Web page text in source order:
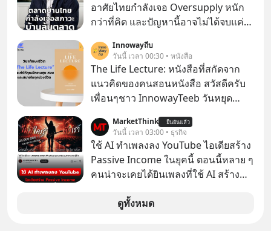
อาศัยไทยกำลังเจอ Oversupply หนัก
กว่าที่คิด และปัญหานี้อาจไม่ได้จบแค่
ล้นตลาด #เศรษฐกิจไทย #EICAround
#SCBThailand สามารถดูคลิปที่
youtube ประกอบได้ที่ link :
https://youtube.com/shorts/-
Innowayถีบ
วันนี้ เวลา 00:30 • หนังสือ
The Life Lecture: หนังสือที่สกัดจาก
แนวคิดของคนสอนหนังสือ สวัสดีครับ
เพื่อนๆชาว InnowayTeeb วันหยุด
สนใจจบแล้วเกิดคำถามว่า
MarketThink ยืนยันแล้ว
วันนี้ เวลา 03:00 • ธุรกิจ
ใช้ AI ทำเพลงลง YouTube ไอเดียสร้าง
Passive Income ในยุคนี้ ตอนนี้หลาย ๆ
คนน่าจะเคยได้ยินเพลงที่ใช้ AI สร้าง
รู้ตัวเรา” จากช่องชื่อว่า UNHEARD
ดูทั้งหมด